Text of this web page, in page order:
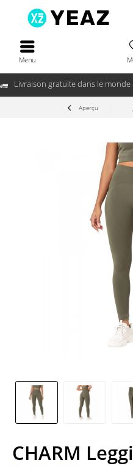
Livraison gratuite dans le monde
Menu
Aperçu
CHARM